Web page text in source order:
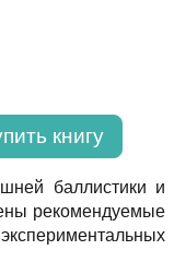
книгу
баллистики и
рекомендуемые